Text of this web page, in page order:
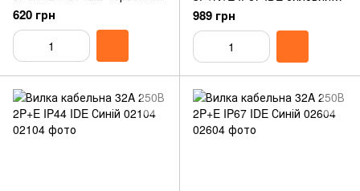
03603
620 грн
Червоний 03613
989 грн